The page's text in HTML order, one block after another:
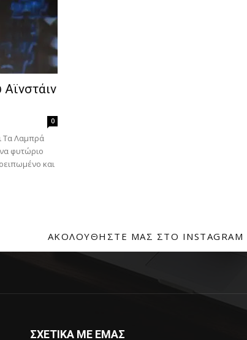
0
Τα Λαμπρά
φυτώριο
και
ΑΚΟΛΟΥΘΉΣΤΕ ΜΑΣ ΣΤΟ INSTAGRAM
ΣΧΕΤΙΚΑ ΜΕ ΕΜΑΣ